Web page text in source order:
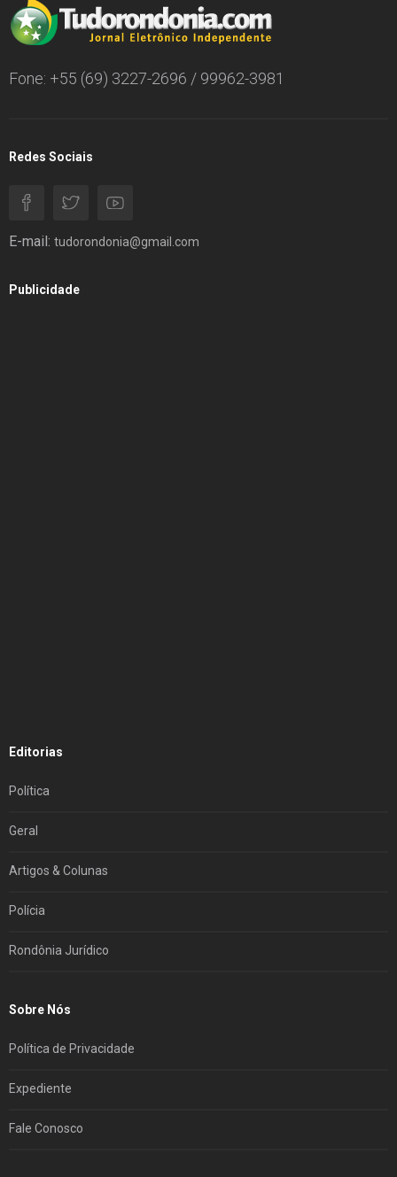
Fone: +55 (69) 3227-2696 / 99962-3981
Redes Sociais
E-mail: tudorondonia@gmail.com
Publicidade
Editorias
Política
Geral
Artigos & Colunas
Polícia
Rondônia Jurídico
Sobre Nós
Política de Privacidade
Expediente
Fale Conosco